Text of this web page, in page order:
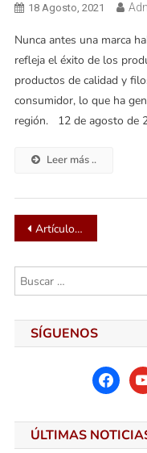
18 Agosto, 2021
Nunca antes una marca
refleja el éxito de los
productos de calidad y
consumidor, lo que ha
región. 12 de agosto de
Leer más ..
Navegación
de
entradas
Artículos antiguos
SÍGUENOS
facebook
ÚLTIMAS